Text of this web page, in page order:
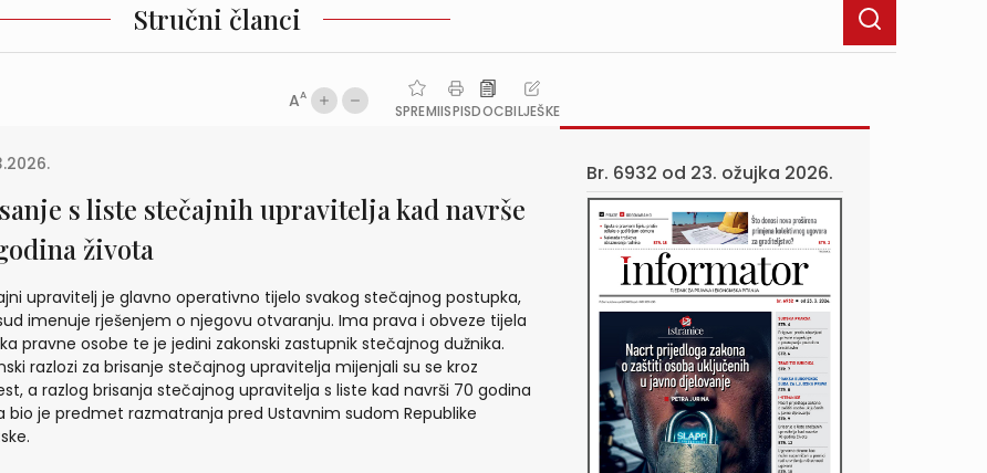
Stručni članci
AA
SPREMIISPISDOCBILJEŠKE
s liste stečajnih upravitelja kad navrše
života
upravitelj je glavno operativno tijelo svakog stečajnog postupka,
imenuje rješenjem o njegovu otvaranju. Ima prava i obveze tijela
pravne osobe te je jedini zakonski zastupnik stečajnog dužnika.
razlozi za brisanje stečajnog upravitelja mijenjali su se kroz
a razlog brisanja stečajnog upravitelja s liste kad navrši 70 godina
bio je predmet razmatranja pred Ustavnim sudom Republike
Br. 6932 od 23. ožujka 2026.